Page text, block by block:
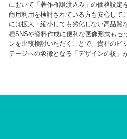
において「著作権譲渡込み」の価格設定
商用利用を検討されている方も安心して
には拡大・縮小しても劣化しない高品質
種SNSや資料作成に便利な画像形式もセ
ンを比較検討いただくことで、貴社のビ
テージへの象徴となる「デザインの核」